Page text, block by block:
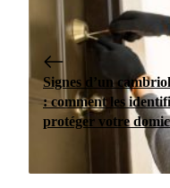
Signes d’un
: comment les
protéger votre